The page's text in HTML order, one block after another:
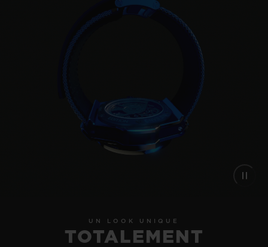
UN LOOK UNIQUE
TOTALEMENT